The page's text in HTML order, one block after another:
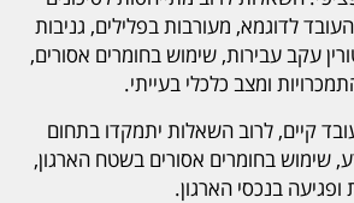
לדוגמא, מעורבות בפלילים, גניבות
עקב עבירות, שימוש בחומרים אסורים,
ומצב כלכלי בעייתי.
קיים, לרוב השאלות יתמקדו בתחום
שימוש בחומרים אסורים בשטח הארגון,
בנכסי הארגון.